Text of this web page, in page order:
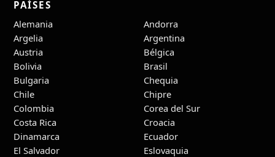
PAÍSES
Alemania
Andorra
Argelia
Argentina
Austria
Bélgica
Bolivia
Brasil
Bulgaria
Chequia
Chile
Chipre
Colombia
Corea del Sur
Costa Rica
Croacia
Dinamarca
Ecuador
El Salvador
Eslovaquia